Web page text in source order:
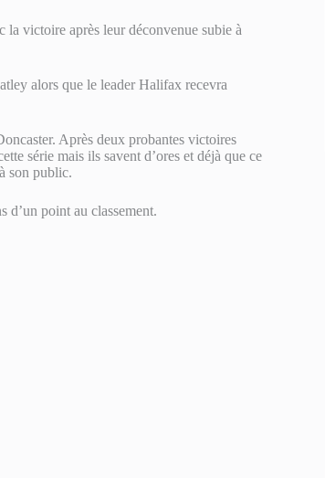
la victoire après leur déconvenue subie à
alors que le leader Halifax recevra
Après deux probantes victoires
série mais ils savent d’ores et déjà que ce
son public.
d’un point au classement.